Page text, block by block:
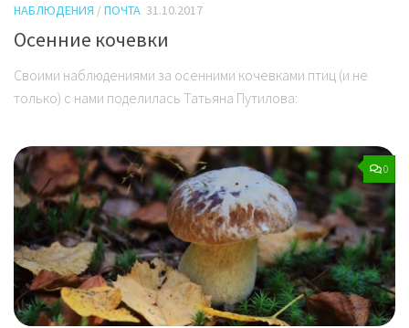
НАБЛЮДЕНИЯ /ПОЧТА 31.10.2017
Осенние кочевки
Своими наблюдениями за осенними кочевками птиц (и не
только) с нами поделилась Татьяна Путилова:
0